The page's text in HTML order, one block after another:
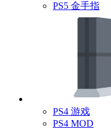
PS5 金手指
PS4 游戏
PS4 MOD